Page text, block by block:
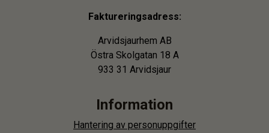
Faktureringsadress:
Arvidsjaurhem AB
Östra Skolgatan 18 A
933 31 Arvidsjaur
Information
Hantering av personuppgifter